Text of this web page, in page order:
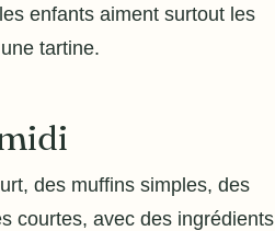
enfants aiment surtout les
tartine.
des muffins simples, des
courtes, avec des ingrédients